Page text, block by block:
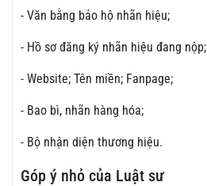
- Văn bằng bảo hộ nhãn hiệu;
- Hồ sơ đăng ký nhãn hiệu đang nộp;
- Website; Tên miền; Fanpage;
- Bao bì, nhãn hàng hóa;
- Bộ nhận diện thương hiệu.
Góp ý nhỏ của Luật sư